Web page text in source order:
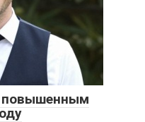
повышенным